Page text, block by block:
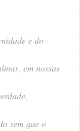
e do
em nossas
sem que o